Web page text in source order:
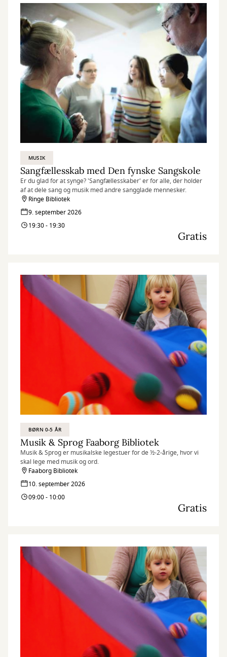
MUSIK
Sangfællesskab med Den fynske Sangskole
Er du glad for at synge? 'Sangfællesskaber' er for alle, der holder
af at dele sang og musik med andre sangglade mennesker.
Ringe Bibliotek
9. september 2026
19:30 - 19:30
Gratis
BØRN 0-5 ÅR
Musik & Sprog Faaborg Bibliotek
Musik & Sprog er musikalske legestuer for de ½-2-årige, hvor vi
skal lege med musik og ord.
Faaborg Bibliotek
10. september 2026
09:00 - 10:00
Gratis